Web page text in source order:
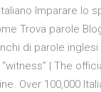
Imparare lo
Trova parole
di parole
| The
Over 100,000